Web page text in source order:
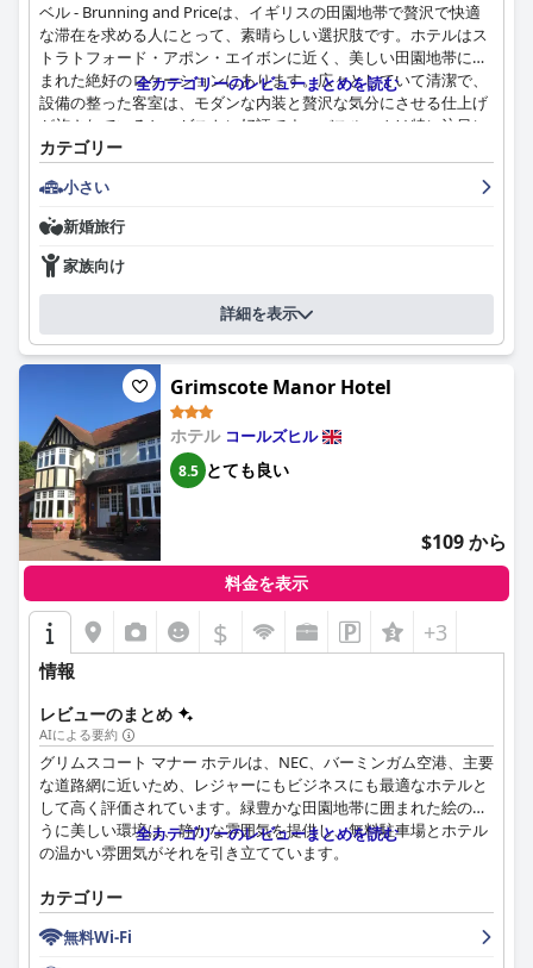
ベル - Brunning and Priceは、イギリスの田園地帯で贅沢で快適
な滞在を求める人にとって、素晴らしい選択肢です。ホテルはス
トラトフォード・アポン・エイボンに近く、美しい田園地帯に囲
まれた絶好のロケーションにあります。広々としていて清潔で、
設備の整った客室は、モダンな内装と贅沢な気分にさせる仕上げ
が施されていると、ゲストに好評です。バスルームは特に注目に
値し、ウォークインシャワーと大きなバスタブが付いています。
ホテルはペットにも対応しており、便利な1階の客室を利用でき
ます。スタッフはフレンドリーで丁寧で、多くのゲストがその親
切さとプロ意識についてコメントしています。夕食と朝食に提供
される料理は素晴らしく、さまざまな選択肢があり、価格も手頃
です。朝食メニューはボリュームがあり、素晴らしく、特別なも
のにするための素晴らしい工夫が凝らされています。ゲストは特
に、美味しくてボリュームのある調理済みの朝食に感謝していま
す。ホテルの全体的な清潔さは格別で、すべてが素晴らしく、清
潔で整頓されていました。ベル - Brunning and Priceは、素晴ら
しい景色、卓越した食事、そして美しい環境の中で、滞在し、食
事をし、リラックスするのに最適な場所です。
全カテゴリーのレビューまとめを読む
カテゴリー
小さい
新婚旅行
家族向け
詳細を表示
Grimscote Manor Hotel
ホテル コールズヒル
8.5 とても良い
$109 から
料金を表示
$ +3
情報
レビューのまとめ
AIによる要約
グリムスコート マナー ホテルは、NEC、バーミンガム空港、主要
な道路網に近いため、レジャーにもビジネスにも最適なホテルと
して高く評価されています。緑豊かな田園地帯に囲まれた絵のよ
うに美しい環境は、静かな雰囲気を提供し、無料駐車場とホテル
の温かい雰囲気がそれを引き立てています。
宿泊客は、朝食のバラエティ、質、そして朝食ルームの楽しい雰
囲気を高く評価しています。フレンドリーで丁寧なサービスがさ
らに体験を向上させ、朝食を滞在のハイライトにしています。夕
全カテゴリーのレビューまとめを読む
カテゴリー
無料Wi-Fi